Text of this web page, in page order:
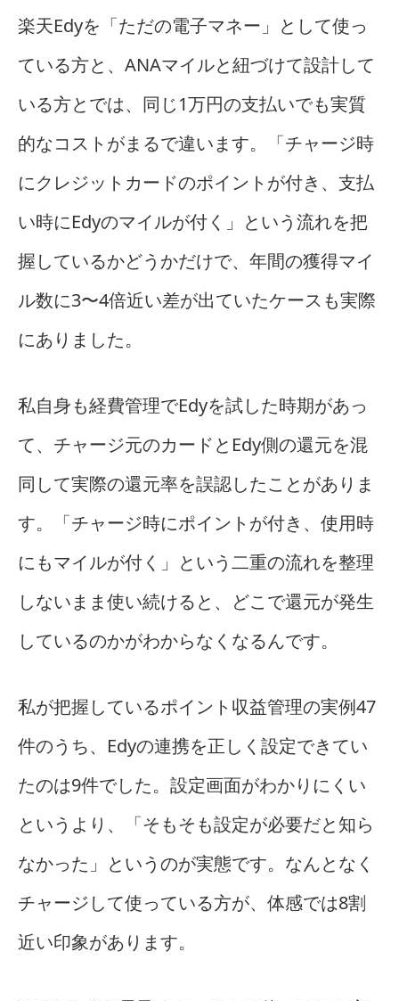
楽天Edyを「ただの電子マネー」として使っ
ている方と、ANAマイルと紐づけて設計して
いる方とでは、同じ1万円の支払いでも実質
的なコストがまるで違います。「チャージ時
にクレジットカードのポイントが付き、支払
い時にEdyのマイルが付く」という流れを把
握しているかどうかだけで、年間の獲得マイ
ル数に3〜4倍近い差が出ていたケースも実際
にありました。
私自身も経費管理でEdyを試した時期があっ
て、チャージ元のカードとEdy側の還元を混
同して実際の還元率を誤認したことがありま
す。「チャージ時にポイントが付き、使用時
にもマイルが付く」という二重の流れを整理
しないまま使い続けると、どこで還元が発生
しているのかがわからなくなるんです。
私が把握しているポイント収益管理の実例47
件のうち、Edyの連携を正しく設定できてい
たのは9件でした。設定画面がわかりにくい
というより、「そもそも設定が必要だと知ら
なかった」というのが実態です。なんとなく
チャージして使っている方が、体感では8割
近い印象があります。